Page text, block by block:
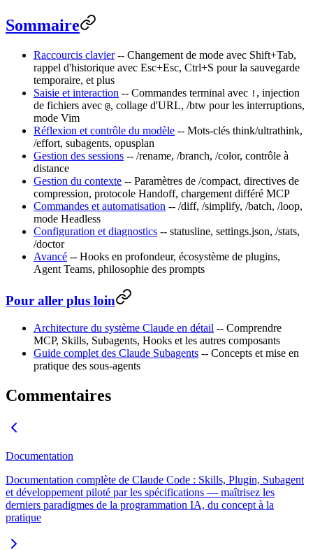
Sommaire
Raccourcis clavier-- Changement de mode avec Shift+Tab,
rappel d'historique avec Esc+Esc, Ctrl+S pour la sauvegarde
temporaire, et plus
Saisie et interaction -- Commandes terminal avec ! , injection
de fichiers avec @, collage d'URL, /btw pour les interruptions,
mode Vim
Réflexion et contrôle du modèle -- Mots-clés think/ultrathink,
/effort, subagents, opusplan
Gestion des sessions -- /rename, /branch, /color, contrôle à
distance
Gestion du contexte -- Paramètres de /compact, directives de
compression, protocole Handoff, chargement différé MCP
Commandes et automatisation -- /diff, /simplify, /batch, /loop,
mode Headless
Configuration et diagnostics -- statusline, settings.json, /stats,
/doctor
Avancé -- Hooks en profondeur, écosystème de plugins,
Agent Teams, philosophie des prompts
Pour aller plus loin
Architecture du système Claude en détail -- Comprendre
MCP, Skills, Subagents, Hooks et les autres composants
Guide complet des Claude Subagents -- Concepts et mise en
pratique des sous-agents
Commentaires
Documentation
Documentation complète de Claude Code : Skills, Plugin, Subagent
et développement piloté par les spécifications — maîtrisez les
derniers paradigmes de la programmation IA, du concept à la
pratique